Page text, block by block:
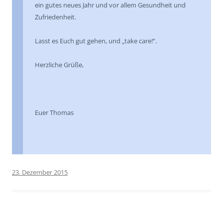
ein gutes neues Jahr und vor allem Gesundheit und
Zufriedenheit.
Lasst es Euch gut gehen, und „take care!“.
Herzliche Grüße,
Euer Thomas
23. Dezember 2015